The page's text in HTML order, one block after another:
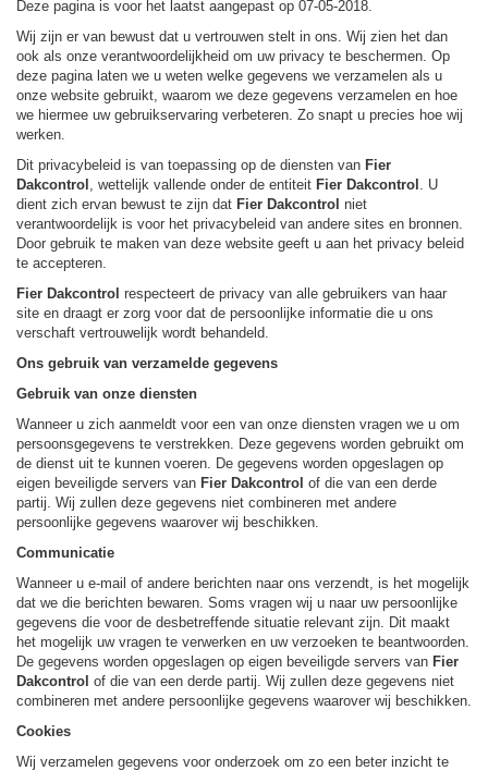
Deze pagina is voor het laatst aangepast op 07-05-2018.
Wij zijn er van bewust dat u vertrouwen stelt in ons. Wij zien het dan
ook als onze verantwoordelijkheid om uw privacy te beschermen. Op
deze pagina laten we u weten welke gegevens we verzamelen als u
onze website gebruikt, waarom we deze gegevens verzamelen en hoe
we hiermee uw gebruikservaring verbeteren. Zo snapt u precies hoe wij
werken.
Dit privacybeleid is van toepassing op de diensten van Fier
Dakcontrol , wettelijk vallende onder de entiteit Fier Dakcontrol . U
dient zich ervan bewust te zijn dat Fier Dakcontrol niet
verantwoordelijk is voor het privacybeleid van andere sites en bronnen.
Door gebruik te maken van deze website geeft u aan het privacy beleid
te accepteren.
Fier Dakcontrol respecteert de privacy van alle gebruikers van haar
site en draagt er zorg voor dat de persoonlijke informatie die u ons
verschaft vertrouwelijk wordt behandeld.
Ons gebruik van verzamelde gegevens
Gebruik van onze diensten
Wanneer u zich aanmeldt voor een van onze diensten vragen we u om
persoonsgegevens te verstrekken. Deze gegevens worden gebruikt om
de dienst uit te kunnen voeren. De gegevens worden opgeslagen op
eigen beveiligde servers van Fier Dakcontrol of die van een derde
partij. Wij zullen deze gegevens niet combineren met andere
persoonlijke gegevens waarover wij beschikken.
Communicatie
Wanneer u e-mail of andere berichten naar ons verzendt, is het mogelijk
dat we die berichten bewaren. Soms vragen wij u naar uw persoonlijke
gegevens die voor de desbetreffende situatie relevant zijn. Dit maakt
het mogelijk uw vragen te verwerken en uw verzoeken te beantwoorden.
De gegevens worden opgeslagen op eigen beveiligde servers van Fier
Dakcontrol of die van een derde partij. Wij zullen deze gegevens niet
combineren met andere persoonlijke gegevens waarover wij beschikken.
Cookies
Wij verzamelen gegevens voor onderzoek om zo een beter inzicht te